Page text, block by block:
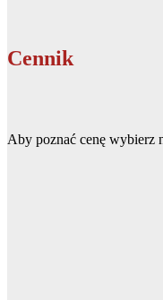
Cennik
Aby poznać cenę wybierz